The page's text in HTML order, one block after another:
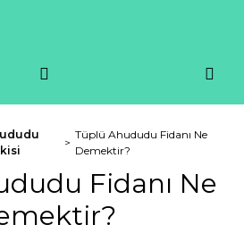
Tüplü Ahududu Fidanı Ne
Demektir?
Fidanı Ne